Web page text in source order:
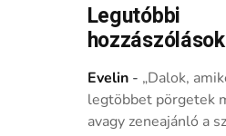
Legutóbbi
hozzászólások
Evelin- „Dalok,
legtöbbet pörgetek
avagy zeneajánló a